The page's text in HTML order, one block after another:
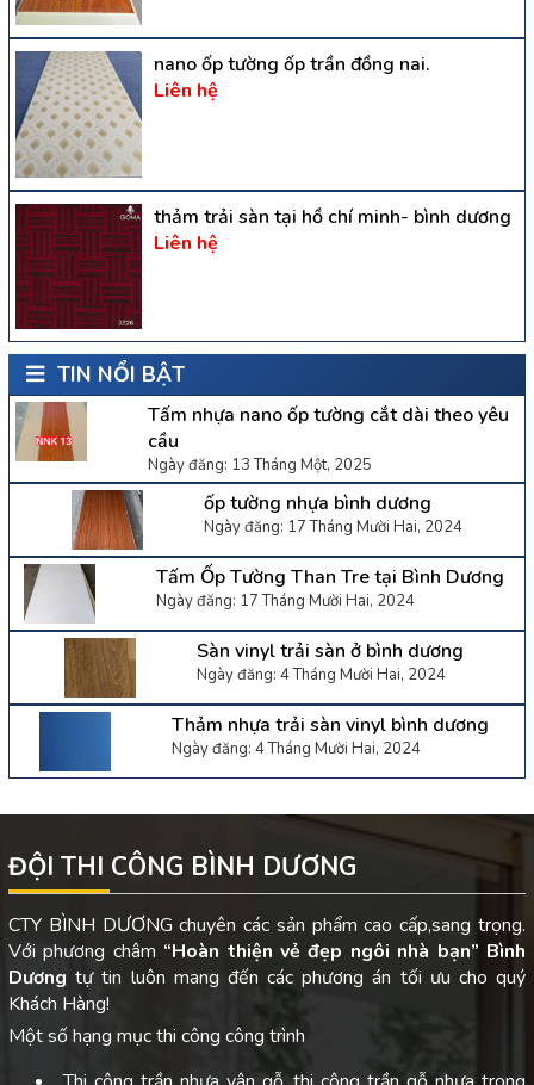
nano ốp tường ốp trần đồng nai.
Liên hệ
thảm trải sàn tại hồ chí minh- bình dương
Liên hệ
TIN NỔI BẬT
Tấm nhựa nano ốp tường cắt dài theo yêu
cầu
Ngày đăng: 13 Tháng Một, 2025
ốp tường nhựa bình dương
Ngày đăng: 17 Tháng Mười Hai, 2024
Tấm Ốp Tường Than Tre tại Bình Dương
Ngày đăng: 17 Tháng Mười Hai, 2024
Sàn vinyl trải sàn ở bình dương
Ngày đăng: 4 Tháng Mười Hai, 2024
Thảm nhựa trải sàn vinyl bình dương
Ngày đăng: 4 Tháng Mười Hai, 2024
ĐỘI THI CÔNG BÌNH DƯƠNG
CTY BÌNH DƯƠNG chuyên các sản phẩm cao cấp,sang trọng.
Với phương châm “Hoàn thiện vẻ đẹp ngôi nhà bạn” Bình
Dươngtự tin luôn mang đến các phương án tối ưu cho quý
Khách Hàng!
Một số hạng mục thi công công trình